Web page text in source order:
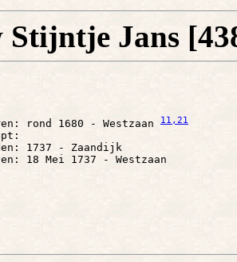
Stijntje Jans
rond 1680 - Westzaan
11 ,21
1737 - Zaandijk